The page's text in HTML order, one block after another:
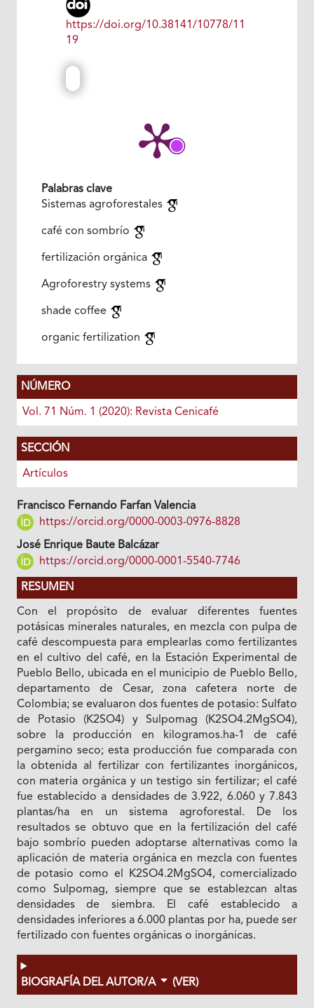
https://doi.org/10.38141/10778/11
19
Palabras clave
Sistemas agroforestales
café con sombrío
fertilización orgánica
Agroforestry systems
shade coffee
organic fertilization
NÚMERO
Vol. 71 Núm. 1 (2020): Revista Cenicafé
SECCIÓN
Artículos
Francisco Fernando Farfan Valencia
https://orcid.org/0000-0003-0976-8828
José Enrique Baute Balcázar
https://orcid.org/0000-0001-5540-7746
RESUMEN
Con el propósito de evaluar diferentes fuentes
potásicas minerales naturales, en mezcla con pulpa de
café descompuesta para emplearlas como fertilizantes
en el cultivo del café, en la Estación Experimental de
Pueblo Bello, ubicada en el municipio de Pueblo Bello,
departamento de Cesar, zona cafetera norte de
Colombia; se evaluaron dos fuentes de potasio: Sulfato
de Potasio (K2SO4) y Sulpomag (K2SO4.2MgSO4),
sobre la producción en kilogramos.ha-1 de café
pergamino seco; esta producción fue comparada con
la obtenida al fertilizar con fertilizantes inorgánicos,
con materia orgánica y un testigo sin fertilizar; el café
fue establecido a densidades de 3.922, 6.060 y 7.843
plantas/ha en un sistema agroforestal. De los
resultados se obtuvo que en la fertilización del café
bajo sombrío pueden adoptarse alternativas como la
aplicación de materia orgánica en mezcla con fuentes
de potasio como el K2SO4.2MgSO4, comercializado
como Sulpomag, siempre que se establezcan altas
densidades de siembra. El café establecido a
densidades inferiores a 6.000 plantas por ha, puede ser
fertilizado con fuentes orgánicas o inorgánicas.
BIOGRAFÍA DEL AUTOR/A (VER)